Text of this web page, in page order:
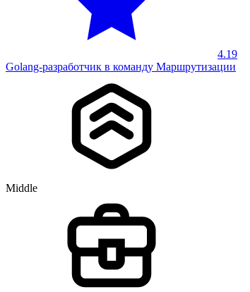
4.19
Golang-разработчик в команду Маршрутизации
Middle